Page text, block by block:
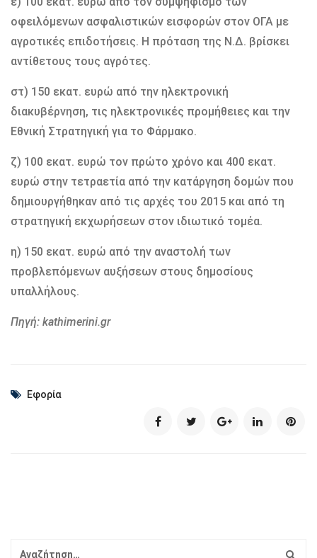
οφειλόμενων ασφαλιστικών εισφορών στον ΟΓΑ με
αγροτικές επιδοτήσεις. Η πρόταση της Ν.Δ. βρίσκει
αντίθετους τους αγρότες.
στ) 150 εκατ. ευρώ από την ηλεκτρονική
διακυβέρνηση, τις ηλεκτρονικές προμήθειες και την
Εθνική Στρατηγική για το Φάρμακο.
ζ) 100 εκατ. ευρώ τον πρώτο χρόνο και 400 εκατ.
ευρώ στην τετραετία από την κατάργηση δομών που
δημιουργήθηκαν από τις αρχές του 2015 και από τη
στρατηγική εκχωρήσεων στον ιδιωτικό τομέα.
η) 150 εκατ. ευρώ από την αναστολή των
προβλεπόμενων αυξήσεων στους δημοσίους
υπαλλήλους.
Πηγή: kathimerini.gr
Εφορία